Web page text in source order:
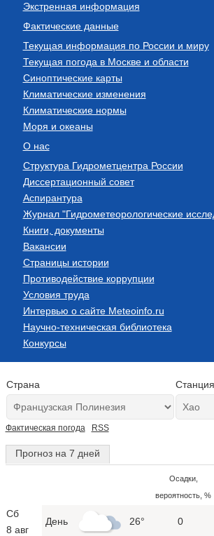
Экстренная информация
Фактические данные
Текущая информация по России и миру
Текущая погода в Москве и области
Синоптические карты
Климатические изменения
Климатические нормы
Моря и океаны
О нас
Структура Гидрометцентра России
Диссертационный совет
Аспирантура
Журнал "Гидрометеорологические
Книги, документы
Вакансии
Страницы истории
Противодействие коррупции
Условия труда
Интервью о сайте Meteoinfo.ru
Научно-техническая библиотека
Конкурсы
Страна
Фактическая погода RSS
Прогноз на 7 дней
Осадки,
вероятность, %
Сб
8 авг
День 26° 0